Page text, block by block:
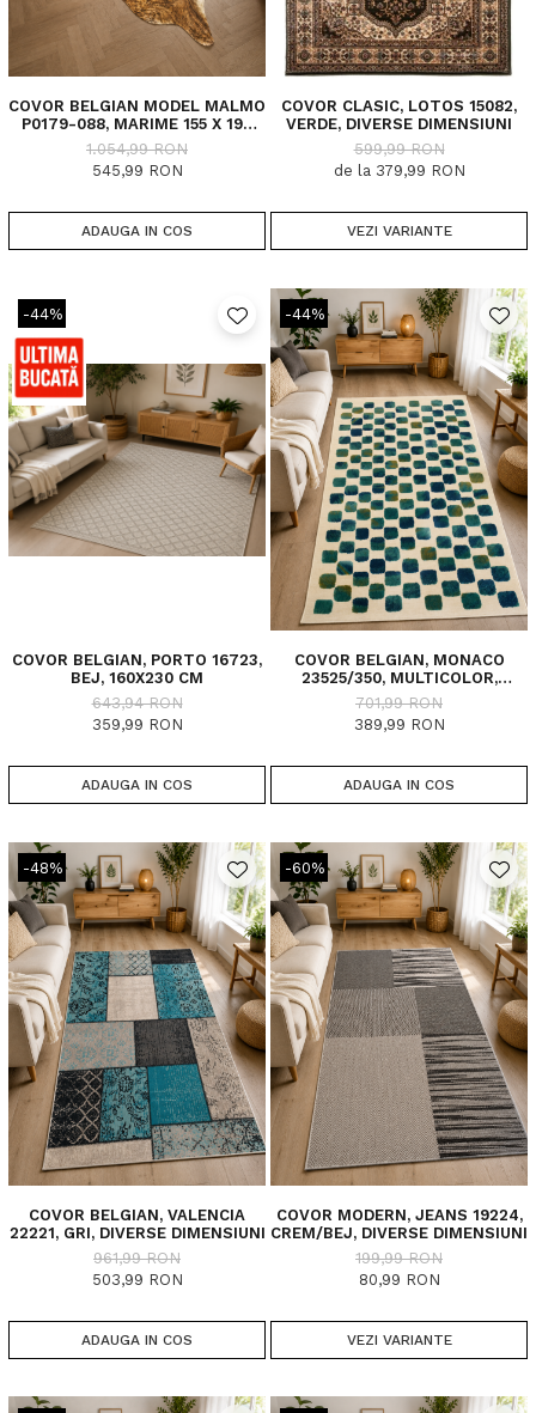
COVOR BELGIAN MODEL MALMO
P0179-088, MARIME 155 X 190
CM, INALTIME FIR 4 MM
1.054,99 RON
545,99 RON
ADAUGA IN COS
COVOR CLASIC, LOTOS 15082,
VERDE, DIVERSE DIMENSIUNI
599,99 RON
de la 379,99 RON
VEZI VARIANTE
-44%
COVOR BELGIAN, PORTO 16723,
BEJ, 160X230 CM
643,94 RON
359,99 RON
ADAUGA IN COS
-44%
COVOR BELGIAN, MONACO
23525/350, MULTICOLOR,
DIVERSE DIMENSIUNI
701,99 RON
389,99 RON
ADAUGA IN COS
-48%
COVOR BELGIAN, VALENCIA
22221, GRI, DIVERSE DIMENSIUNI
961,99 RON
503,99 RON
ADAUGA IN COS
-60%
COVOR MODERN, JEANS 19224,
CREM/BEJ, DIVERSE DIMENSIUNI
199,99 RON
80,99 RON
VEZI VARIANTE